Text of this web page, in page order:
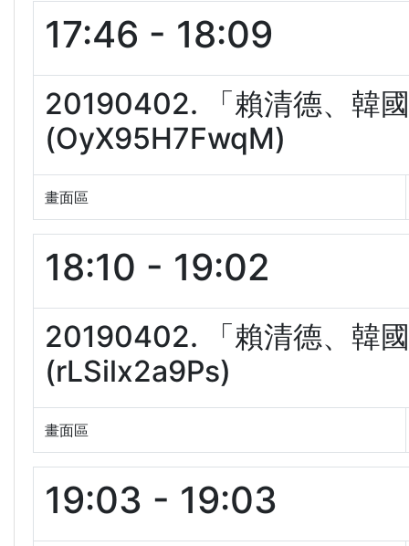
17:46 - 18:09
20190402. 「賴清德、韓
(OyX95H7FwqM)
畫面區
18:10 - 19:02
20190402. 「賴清德、韓
(rLSilx2a9Ps)
畫面區
19:03 - 19:03